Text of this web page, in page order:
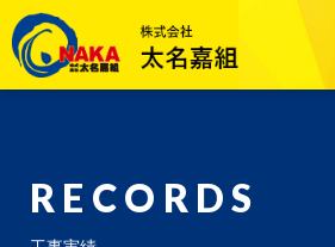
RECORDS